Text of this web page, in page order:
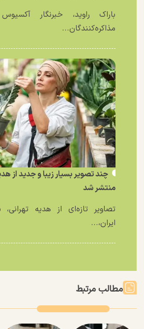
باراک راوید، خبرنگار
مذاکره‌کنندگان...
چند تصویر بسیار زیبا و جدید از
منتشر شد
تصاویر تازه‌ای از هدیه تهرانی،
ایران،...
مطالب مرتبط